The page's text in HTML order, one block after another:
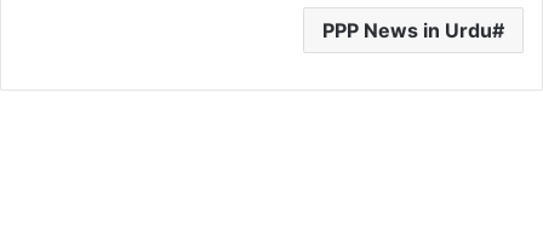
PPP News in Urdu